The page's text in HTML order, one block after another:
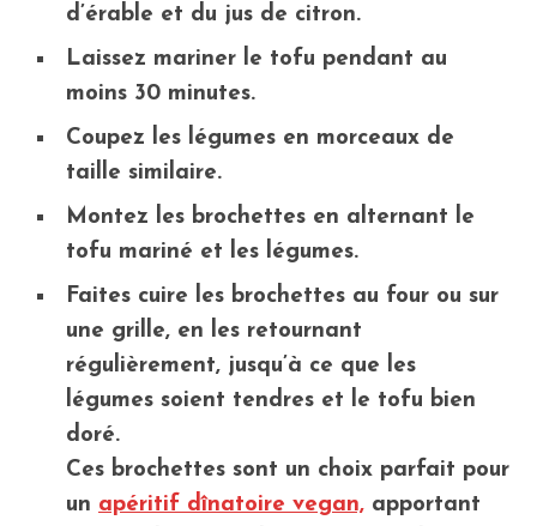
d’érable et du jus de citron.
Laissez mariner le tofu pendant au
moins 30 minutes.
Coupez les légumes en morceaux de
taille similaire.
Montez les brochettes en alternant le
tofu mariné et les légumes.
Faites cuire les brochettes au four ou sur
une grille, en les retournant
régulièrement, jusqu’à ce que les
légumes soient tendres et le tofu bien
doré.
Ces brochettes sont un choix parfait pour
un apéritif dînatoire vegan, apportant